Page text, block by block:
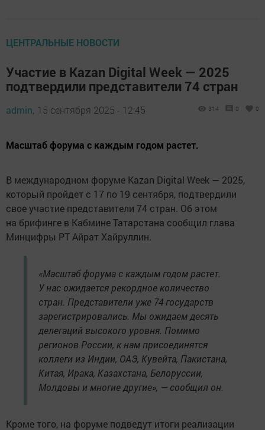
ЦЕНТРАЛЬНЫЕ НОВОСТИ
Участие в Kazan Digital Week — 2025
подтвердили представители 74 стран
admin, 15 сентября 2025 - 12:45 314 0 0
Масштаб форума с каждым годом растет.
В международном форуме Kazan Digital Week — 2025,
который пройдет с 17 по 19 сентября, подтвердили
свое участие представители 74 стран. Об этом
на брифинге в Кабмине Татарстана сообщил глава
Минцифры РТ Айрат Хайруллин.
«Масштаб форума с каждым годом растет.
У нас ожидается рекордное количество
стран. Представители уже 74 государств
зарегистрировались. Мы ожидаем десять
делегаций высокого уровня. Помимо
регионов России, к нам присоединятся
коллеги из Индии, ОАЭ, Кувейта, Пакистана,
Китая, Ирака, Казахстана, Белоруссии,
Молдовы и многие другие», — сообщил он.
Кроме того, на форуме подведут итоги реализации